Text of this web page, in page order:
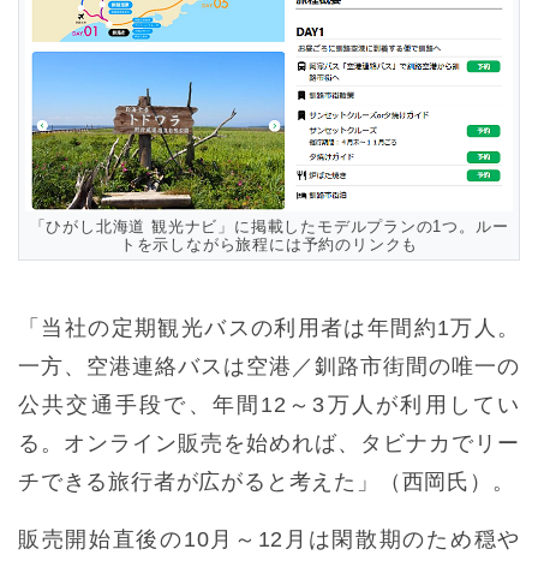
「ひがし北海道 観光ナビ」に掲載したモデルプランの1つ。ルー
トを示しながら旅程には予約のリンクも
「当社の定期観光バスの利用者は年間約1万人。
一方、空港連絡バスは空港／釧路市街間の唯一の
公共交通手段で、年間12～3万人が利用してい
る。オンライン販売を始めれば、タビナカでリー
チできる旅行者が広がると考えた」（西岡氏）。
販売開始直後の10月～12月は閑散期のため穏や